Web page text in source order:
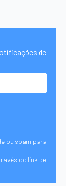
de
ou spam para
do link de